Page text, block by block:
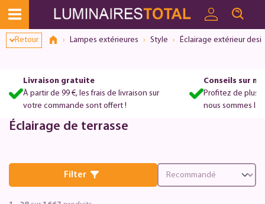
Retour Lampes extérieures Style Éclairage extérieur
Livraison gratuite
À partir de 99 €, les frais de livraison sur
votre commande sont offert !
Conseils sur
Profitez de plus
nous sommes là
Éclairage de terrasse
Filter
Dialogue de consentement ouvert